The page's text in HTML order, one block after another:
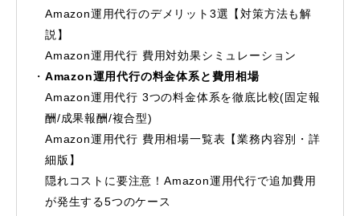
Amazon運用代行のデメリット3選【対策方法も解
説】
Amazon運用代行 費用対効果シミュレーション
Amazon運用代行の料金体系と費用相場
Amazon運用代行 3つの料金体系を徹底比較(固定報
酬/成果報酬/複合型)
Amazon運用代行 費用相場一覧表【業務内容別・詳
細版】
隠れコストに要注意！Amazon運用代行で追加費用
が発生する5つのケース